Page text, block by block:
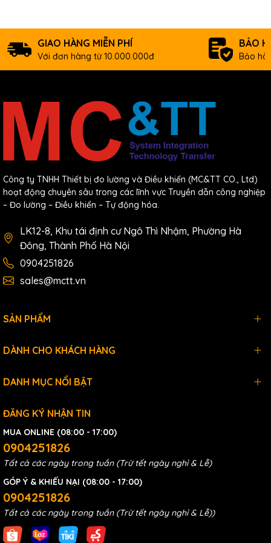
Extended Operating
Temperature
-30~+75ºC (-22~+167℉)
Download
Specification
F1103 GPRS MODEM SPECIFICATION
Use Manual
F1X03 Series MODEM USER MANUAL
Software
Dail-Up Software F1X03
SMS test software F1X03
GIAO HÀNG MIỄN PHÍ
Với đơn hàng từ 10.000.000đ
BẢO
Bảo
Công ty TNHH Thiết bị đo lường và Điều khiển (MC&TT CO., Ltd)
hoạt động chuyên sâu trong các lĩnh vực Truyền dẫn công nghiệp
– Đo lường – Điều khiển – Tự động hóa.
LK12-8, Khu tái định cư Ngô Thì Nhậm, Phường Hà
Đông, Thành Phố Hà Nội
0904251826
sales@mctt.vn
SẢN PHẨM
DÀNH CHO KHÁCH HÀNG
DANH MỤC NỔI BẬT
ĐĂNG KÝ NHẬN TIN
MUA ONLINE (08:00 - 17:00)
0904251826
Tất cả các ngày trong tuần (Trừ tết ngày nghỉ & Lễ)
GÓP Ý & KHIẾU NẠI (08:00 - 17:00)
0904251826
Tất cả các ngày trong tuần (Trừ tết ngày nghỉ & Lễ))